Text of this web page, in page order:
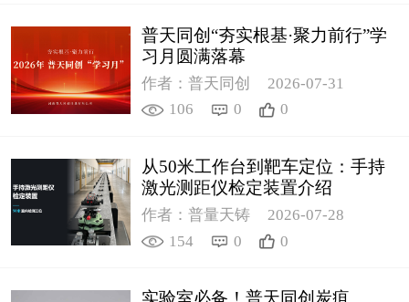
普天同创“夯实根基·聚力前行”学
习月圆满落幕
作者：普天同创
2026-07-31
106
0 0
从50米工作台到靶车定位：手持
激光测距仪检定装置介绍
作者：普量天铸
2026-07-28
154
0 0